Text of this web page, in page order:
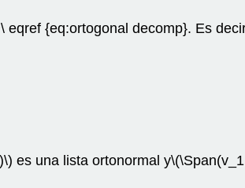
{eq:ortogonal decomp}. Es
es una lista ortonormal y